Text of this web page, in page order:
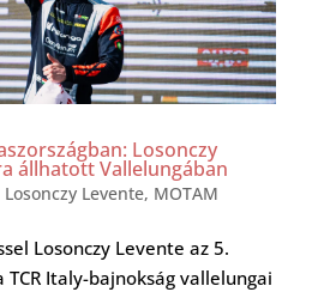
Losonczy
állhatott Vallelungában
Losonczy Levente, MOTAM
Losonczy Levente az 5.
Italy-bajnokság vallelungai